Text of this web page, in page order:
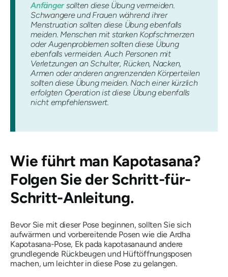
Anfängersollten diese Übung vermeiden.
Schwangere und Frauen während ihrer
Menstruation sollten diese Übung ebenfalls
meiden. Menschen mit starken Kopfschmerzen
oder Augenproblemen sollten diese Übung
ebenfalls vermeiden. Auch Personen mit
Verletzungen an Schulter, Rücken, Nacken,
Armen oder anderen angrenzenden Körperteilen
sollten diese Übung meiden. Nach einer kürzlich
erfolgten Operation ist diese Übung ebenfalls
nicht empfehlenswert.
Wie führt man Kapotasana?
Folgen Sie der Schritt-für-
Schritt-Anleitung.
Bevor Sie mit dieser Pose beginnen, sollten Sie sich
aufwärmen und vorbereitende Posen wie die Ardha
Kapotasana-Pose, Ek pada kapotasanaund andere
grundlegende Rückbeugen und Hüftöffnungsposen
machen, um leichter in diese Pose zu gelangen.